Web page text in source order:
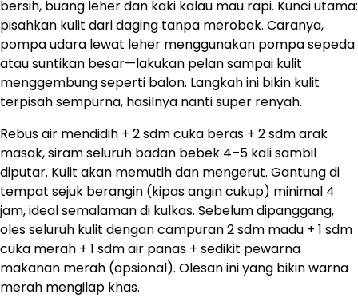
bersih, buang leher dan kaki kalau mau rapi. Kunci utama:
pisahkan kulit dari daging tanpa merobek. Caranya,
pompa udara lewat leher menggunakan pompa sepeda
atau suntikan besar—lakukan pelan sampai kulit
menggembung seperti balon. Langkah ini bikin kulit
terpisah sempurna, hasilnya nanti super renyah.
Rebus air mendidih + 2 sdm cuka beras + 2 sdm arak
masak, siram seluruh badan bebek 4–5 kali sambil
diputar. Kulit akan memutih dan mengerut. Gantung di
tempat sejuk berangin (kipas angin cukup) minimal 4
jam, ideal semalaman di kulkas. Sebelum dipanggang,
oles seluruh kulit dengan campuran 2 sdm madu + 1 sdm
cuka merah + 1 sdm air panas + sedikit pewarna
makanan merah (opsional). Olesan ini yang bikin warna
merah mengilap khas.